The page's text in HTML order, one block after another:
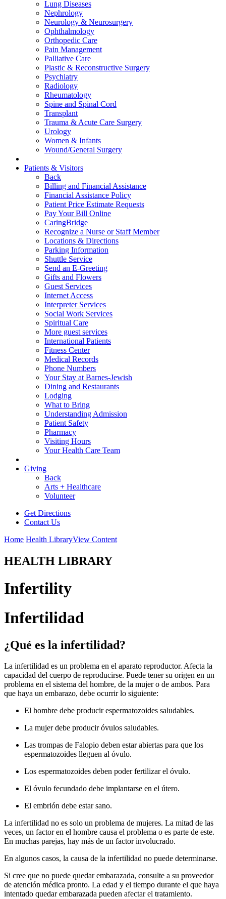
Lung Diseases
Nephrology
Neurology & Neurosurgery
Ophthalmology
Orthopedic Care
Pain Management
Palliative Care
Plastic & Reconstructive Surgery
Psychiatry
Radiology
Rheumatology
Spine and Spinal Cord
Transplant
Trauma & Acute Care Surgery
Urology
Women & Infants
Wound/General Surgery
Patients & Visitors
Back
Billing and Financial Assistance
Financial Assistance Policy
Patient Price Estimate Requests
Pay Your Bill Online
CaringBridge
Recognize a Nurse or Staff Member
Locations & Directions
Parking Information
Shuttle Service
Send an E-Greeting
Gifts and Flowers
Guest Services
Internet Access
Interpreter Services
Social Work Services
Spiritual Care
More guest services
International Patients
Fitness Center
Medical Records
Phone Numbers
Your Stay at Barnes-Jewish
Dining and Restaurants
Lodging
What to Bring
Understanding Admission
Patient Safety
Pharmacy
Visiting Hours
Your Health Care Team
Giving
Back
Arts + Healthcare
Volunteer
Get Directions
Contact Us
Home Health LibraryView Content
HEALTH LIBRARY
Infertility
Infertilidad
¿Qué es la infertilidad?
La infertilidad es un problema en el aparato reproductor. Afecta la
capacidad del cuerpo de reproducirse. Puede tener su origen en un
problema en el sistema del hombre, de la mujer o de ambos. Para
que haya un embarazo, debe ocurrir lo siguiente:
El hombre debe producir espermatozoides saludables.
La mujer debe producir óvulos saludables.
Las trompas de Falopio deben estar abiertas para que los
espermatozoides lleguen al óvulo.
Los espermatozoides deben poder fertilizar el óvulo.
El óvulo fecundado debe implantarse en el útero.
El embrión debe estar sano.
La infertilidad no es solo un problema de mujeres. La mitad de las
veces, un factor en el hombre causa el problema o es parte de este.
En muchas parejas, hay más de un factor involucrado.
En algunos casos, la causa de la infertilidad no puede determinarse.
Si cree que no puede quedar embarazada, consulte a su proveedor
de atención médica pronto. La edad y el tiempo durante el que haya
intentado quedar embarazada pueden afectar el tratamiento.